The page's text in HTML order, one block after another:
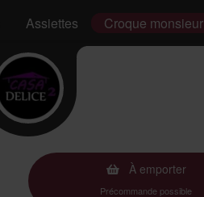
Assiettes Croque monsieur
À emporter
Précommande possible